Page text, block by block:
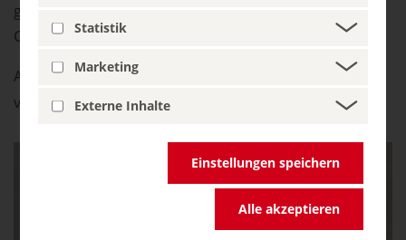
Statistik
Marketing
Externe Inhalte
Einstellungen speichern
Alle akzeptieren
genau diese Flexibilität ermöglicht: der DZT Incoming
Call aus unseren weltweiten Quellmärkten.
Auf der folgenden
finden Sie
vergangene DZT Incoming Calls.